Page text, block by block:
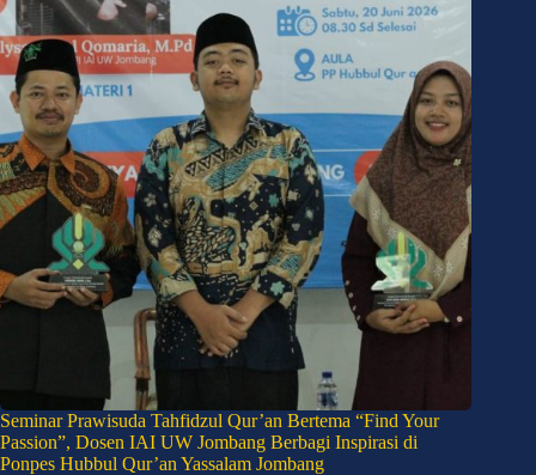
Seminar Prawisuda Tahfidzul Qur’an Bertema “Find Your
Passion”, Dosen IAI UW Jombang Berbagi Inspirasi di
Ponpes Hubbul Qur’an Yassalam Jombang